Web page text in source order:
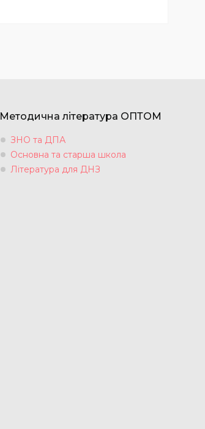
Методична література ОПТОМ
ЗНО та ДПА
Основна та старша школа
Література для ДНЗ